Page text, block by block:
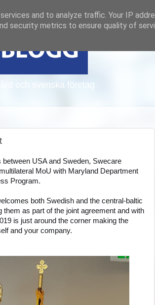
och svenska företag
USA and Sweden, Swecare
multilateral MoU with Maryland Department
Program.
both Swedish and the central-baltic
as part of the joint agreement and with
is just around the corner making the
and your company.
and to analyze traffic. Your IP
security metrics to ensure quality of